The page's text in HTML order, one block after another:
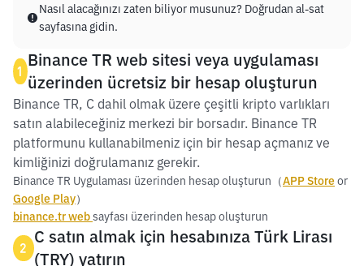
Nasıl alacağınızı zaten biliyor musunuz? Doğrudan al-sat
sayfasına gidin.
1
Binance TR web sitesi veya uygulaması
üzerinden ücretsiz bir hesap oluşturun
Binance TR, C dahil olmak üzere çeşitli kripto varlıkları
satın alabileceğiniz merkezi bir borsadır. Binance TR
platformunu kullanabilmeniz için bir hesap açmanız ve
kimliğinizi doğrulamanız gerekir.
Binance TR Uygulaması üzerinden hesap oluşturun（APP Storeor
Google Play）
binance.tr websayfası üzerinden hesap oluşturun
2
C satın almak için hesabınıza Türk Lirası
(TRY) yatırın